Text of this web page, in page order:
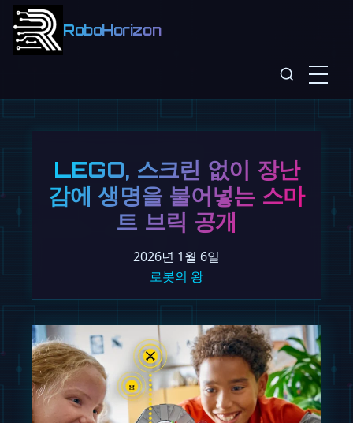
RoboHorizon
LEGO, 스크린 없이 장난
감에 생명을 불어넣는 스마
트 브릭 공개
2026년 1월 6일
로봇의 왕